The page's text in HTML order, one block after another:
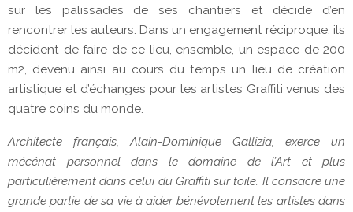
sur les palissades de ses chantiers et décide d’en
rencontrer les auteurs. Dans un engagement réciproque, ils
décident de faire de ce lieu, ensemble, un espace de 200
m2, devenu ainsi au cours du temps un lieu de création
artistique et d’échanges pour les artistes Graffiti venus des
quatre coins du monde.
Architecte français, Alain-Dominique Gallizia, exerce un
mécénat personnel dans le domaine de l’Art et plus
particulièrement dans celui du Graffiti sur toile. Il consacre une
grande partie de sa vie à aider bénévolement les artistes dans